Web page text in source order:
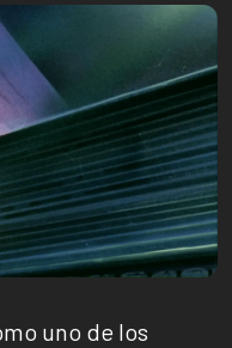
uno de los